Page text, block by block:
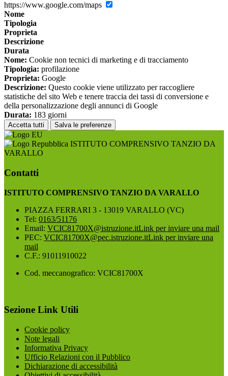
https://www.google.com/maps
Nome
Tipologia
Proprieta
Descrizione
Durata
Nome: Cookie non tecnici di marketing e di tracciamento
Tipologia: profilazione
Proprieta: Google
Descrizione: Questo cookie viene utilizzato per raccogliere
statistiche del sito Web e tenere traccia dei tassi di conversione e
della personalizzazione degli annunci di Google
Durata: 183 giorni
Accetta tutti Salva le preferenze
ISTITUTO COMPRENSIVO TANZIO DA
VARALLO
Contatti
ISTITUTO COMPRENSIVO TANZIO DA VARALLO
PIAZZA FERRARI 3 - 13019 VARALLO (VC)
Tel: 0163/51176
Email: VCIC81700X@istruzione.itLink per inviare una mail
PEC: VCIC81700X@pec.istruzione.itLink per inviare una
mail
C.F.: 91011910022
Cod. meccanografico: VCIC81700X
Sezione Link Utili
Cookie policy
Note legali
Informativa Privacy
Ufficio Relazioni con il Pubblico
Dichiarazione di accessibilità